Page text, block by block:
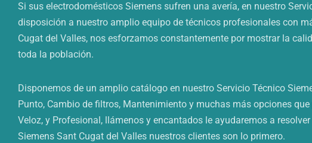
Si sus electrodomésticos Siemens sufren una avería, en nuestro
disposición a nuestro amplio equipo de técnicos profesionales con
Cugat del Valles, nos esforzamos constantemente por mostrar la
toda la población.
Disponemos de un amplio catálogo en nuestro Servicio Técnico
Punto, Cambio de filtros, Mantenimiento y muchas más opciones
Veloz, y Profesional, llámenos y encantados le ayudaremos a
Siemens Sant Cugat del Valles nuestros clientes son lo primero.